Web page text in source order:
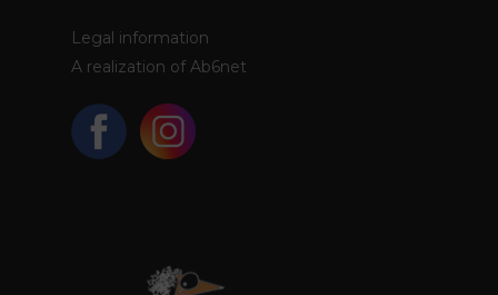
Legal information
A realization of Ab6net